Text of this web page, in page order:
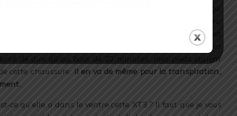
fois de traverser des passages à gué et là, on est
pieds. Cela m’est arrivé plusieurs fois durant mes
de dire qu’au bout de 20 minutes, mes pieds étaient
cette chaussure. Il en va de même pour la transpiration,
ce qu’elle a dans le ventre cette XT3 ? Il faut que je vous